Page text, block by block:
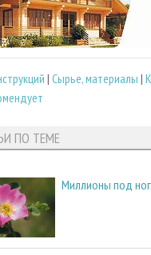
| Сырье, материалы |
ПО ТЕМЕ
Миллионы под